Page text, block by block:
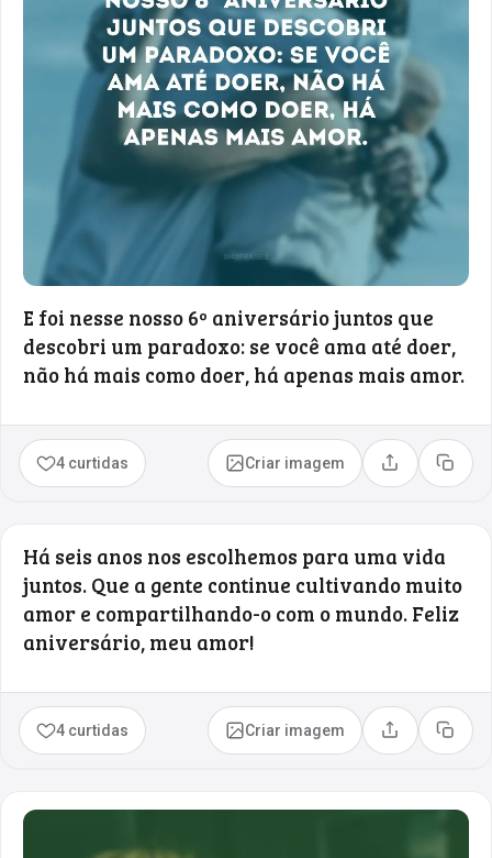
E foi nesse nosso 6º aniversário juntos que
descobri um paradoxo: se você ama até doer,
não há mais como doer, há apenas mais amor.
4 curtidas Criar imagem Compartilhar
Copiar
Há seis anos nos escolhemos para uma vida
juntos. Que a gente continue cultivando muito
amor e compartilhando-o com o mundo. Feliz
aniversário, meu amor!
4 curtidas Criar imagem Compartilhar
Copiar